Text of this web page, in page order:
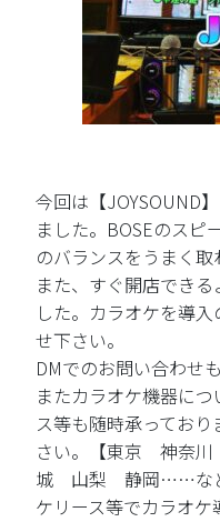
今回は【JOYSOUND
ました。BOSEのスピ
のバランスをうまく取
また、すぐ開店でき
した。カラオケを導
せ下さい。
DMでのお問い合わせ
またカラオケ機器に
ス等も随時承ってお
さい。【東京 神
城 山梨 静岡……な
ケリース等でカラオケ